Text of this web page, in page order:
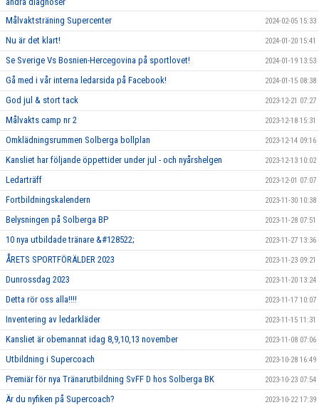
Målvaktsträning Supercenter 2024-02-05 15:33
Nu är det klart! 2024-01-20 15:41
Se Sverige Vs Bosnien-Hercegovina på sportlovet! 2024-01-19 13:53
Gå med i vår interna ledarsida på Facebook! 2024-01-15 08:38
God jul & stort tack 2023-12-21 07:27
Målvakts camp nr 2 2023-12-18 15:31
Omklädningsrummen Solberga bollplan 2023-12-14 09:16
Kansliet har följande öppettider under jul - och nyårshelgen 2023-12-13 10:02
Ledarträff 2023-12-01 07:07
Fortbildningskalendern 2023-11-30 10:38
Belysningen på Solberga BP 2023-11-28 07:51
10 nya utbildade tränare &#128522; 2023-11-27 13:36
ÅRETS SPORTFÖRÄLDER 2023 2023-11-23 09:21
Dunrossdag 2023 2023-11-20 13:24
Detta rör oss alla!!!! 2023-11-17 10:07
Inventering av ledarkläder 2023-11-15 11:31
Kansliet är obemannat idag 8,9,10,13 november 2023-11-08 07:06
Utbildning i Supercoach 2023-10-28 16:49
Premiär för nya Tränarutbildning SvFF D hos Solberga BK 2023-10-23 07:54
Är du nyfiken på Supercoach? 2023-10-22 17:39